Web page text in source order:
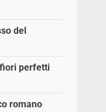
del
perfetti
romano